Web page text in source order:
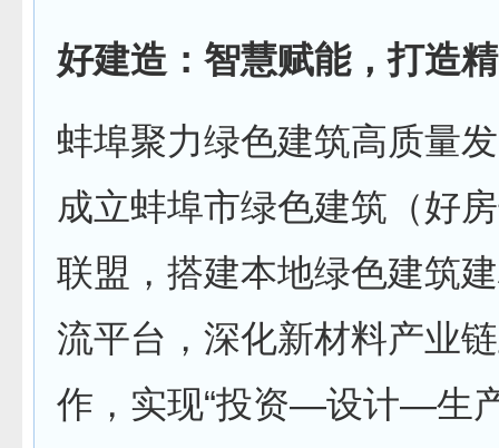
好建造：智慧赋能，打造
蚌埠聚力绿色建筑高质量
成立蚌埠市绿色建筑（好
联盟，搭建本地绿色建筑
流平台，深化新材料产业
作，实现“投资—设计—